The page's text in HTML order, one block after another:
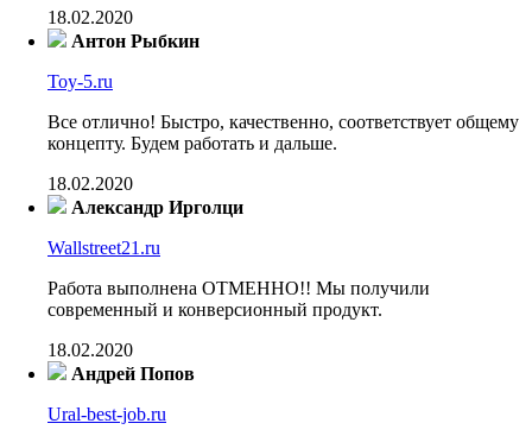
18.02.2020
Антон Рыбкин
Toy-5.ru
Все отлично! Быстро, качественно, соответствует общему
концепту. Будем работать и дальше.
18.02.2020
Александр Ирголци
Wallstreet21.ru
Работа выполнена ОТМЕННО!! Мы получили
современный и конверсионный продукт.
18.02.2020
Андрей Попов
Ural-best-job.ru